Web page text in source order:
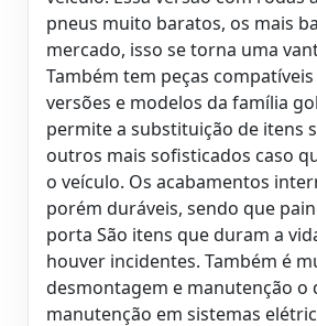
pneus muito baratos, os mais
mercado, isso se torna uma
Também tem peças
versões e modelos da família
permite a substituição de itens
outros mais sofisticados caso
o veículo. Os acabamentos
porém duráveis, sendo que
porta São itens que duram a
houver incidentes. Também é
desmontagem e manutenção o
manutenção em sistemas